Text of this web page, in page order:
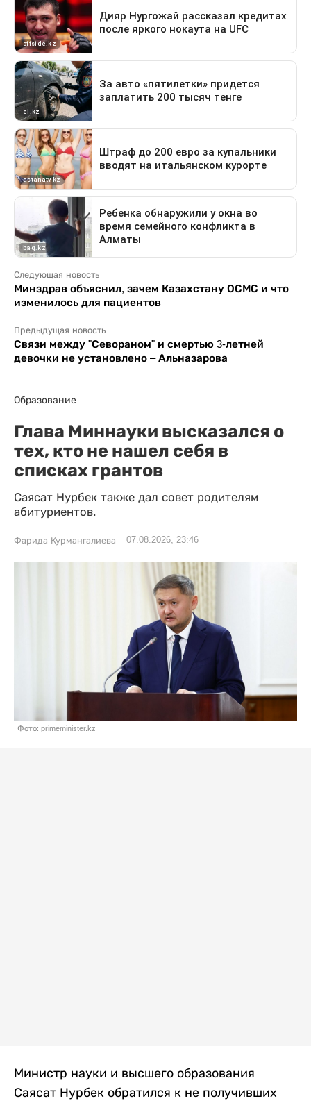
Следующая новость
Минздрав объяснил, зачем Казахстану ОСМС и что
изменилось для пациентов
Предыдущая новость
Связи между "Севораном" и смертью 3-летней
девочки не установлено – Альназарова
Образование
Глава Миннауки высказался о
тех, кто не нашел себя в
списках грантов
Саясат Нурбек также дал совет родителям
абитуриентов.
Фарида Курмангалиева 07.08.2026, 23:46
Фото: primeminister.kz
Министр науки и высшего образования
Саясат Нурбек обратился к не получивших